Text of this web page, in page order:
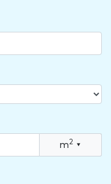
m2 ▾